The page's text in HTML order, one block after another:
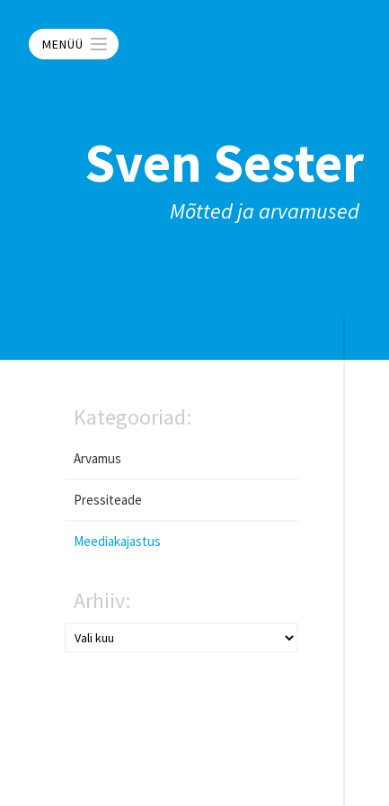
MENÜÜ
Sven Sester
Mõtted ja arvamused
Kategooriad:
Arvamus
Pressiteade
Meediakajastus
Arhiiv: